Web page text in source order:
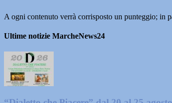
A ogni contenuto verrà corrisposto un punteggio; in
Ultime notizie MarcheNews24